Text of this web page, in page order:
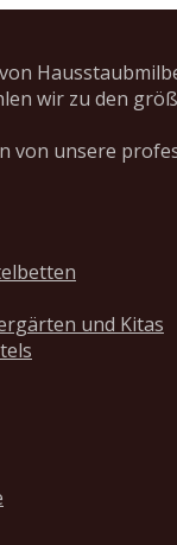
wir zu den
von unsere
und Kitas